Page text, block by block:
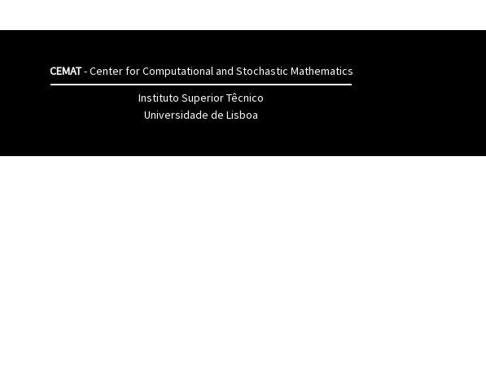
CEMAT- Center for Computational and Stochastic Mathematics
Instituto Superior Têcnico
Universidade de Lisboa